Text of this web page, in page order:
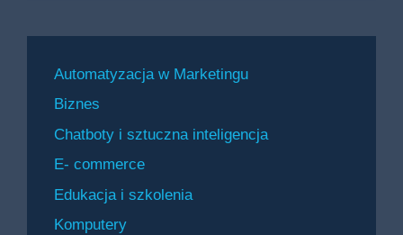
Automatyzacja w Marketingu
Biznes
Chatboty i sztuczna inteligencja
E- commerce
Edukacja i szkolenia
Komputery